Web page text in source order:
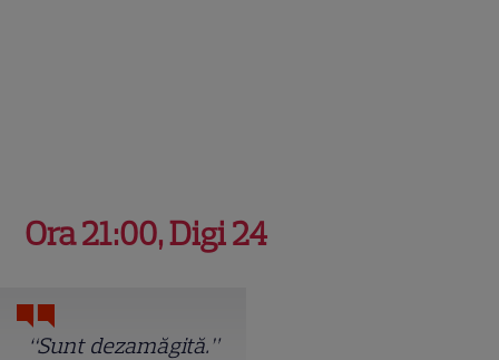
Ora 21:00, Digi 24
“Sunt dezamăgită.”